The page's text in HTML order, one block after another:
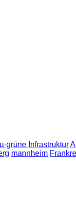
grüne Infrastruktur
mannheim